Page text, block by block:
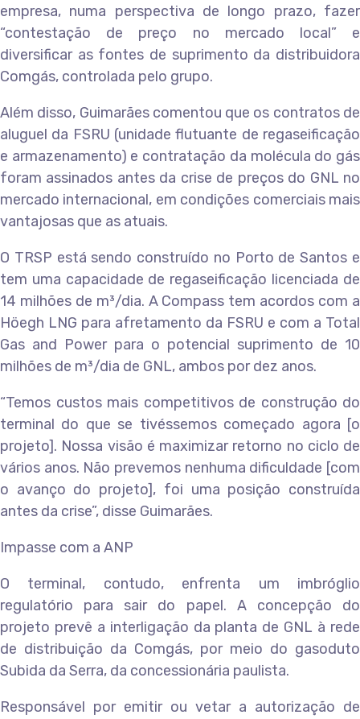
empresa, numa perspectiva de longo prazo, fazer
“contestação de preço no mercado local” e
diversificar as fontes de suprimento da distribuidora
Comgás, controlada pelo grupo.
Além disso, Guimarães comentou que os contratos de
aluguel da FSRU (unidade flutuante de regaseificação
e armazenamento) e contratação da molécula do gás
foram assinados antes da crise de preços do GNL no
mercado internacional, em condições comerciais mais
vantajosas que as atuais.
O TRSP está sendo construído no Porto de Santos e
tem uma capacidade de regaseificação licenciada de
14 milhões de m³/dia. A Compass tem acordos com a
Höegh LNG para afretamento da FSRU e com a Total
Gas and Power para o potencial suprimento de 10
milhões de m³/dia de GNL, ambos por dez anos.
“Temos custos mais competitivos de construção do
terminal do que se tivéssemos começado agora [o
projeto]. Nossa visão é maximizar retorno no ciclo de
vários anos. Não prevemos nenhuma dificuldade [com
o avanço do projeto], foi uma posição construída
antes da crise”, disse Guimarães.
Impasse com a ANP
O terminal, contudo, enfrenta um imbróglio
regulatório para sair do papel. A concepção do
projeto prevê a interligação da planta de GNL à rede
de distribuição da Comgás, por meio do gasoduto
Subida da Serra, da concessionária paulista.
Responsável por emitir ou vetar a autorização de